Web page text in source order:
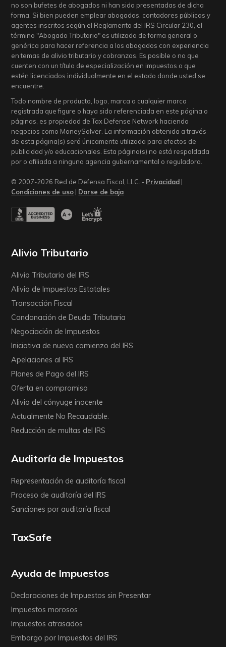
no son bufetes de abogados ni han sido presentadas de dicha
forma. Si bien pueden emplear abogados, contadores públicos y
agentes inscritos según el Reglamento del IRS Circular 230, el
término "Abogado Tributario" es utilizado de forma general o
genérica para hacer referencia a los abogados con experiencia
en temas de alivio tributario y cobranzas. Es posible o no que
cuenten con un título de especialización en impuestos o que
estén licenciados individualmente en el estado donde usted se
encuentre.
Todo nombre de producto, logo, marca o cualquier marca
registrada que figure o haya sido referenciada en este página o
páginas, es propiedad de Tax Defense Network haciendo
negocios como MoneySolver. La información obtenida a través
de esta página(s) será únicamente utilizada para efectos de
publicidad y/o educacionales. Esta página(s) no está respaldada
por o afiliada a ninguna agencia gubernamental o reguladora.
© 2007-2026 Red de Defensa Fiscal, LLC. - Privacidad |
Condiciones de uso | Darse de baja
Alivio Tributario
Alivio Tributario del IRS
Alivio de Impuestos Estatales
Transacción Fiscal
Condonación de Deuda Tributaria
Negociación de Impuestos
Iniciativa de nuevo comienzo del IRS
Apelaciones al IRS
Planes de Pago del IRS
Oferta en compromiso
Alivio del cónyuge inocente
Actualmente No Recaudable.
Reducción de multas del IRS
Auditoría de Impuestos
Representación de auditoría fiscal
Proceso de auditoría del IRS
Sanciones por auditoría fiscal
TaxSafe
Ayuda de Impuestos
Declaraciones de Impuestos sin Presentar
Impuestos morosos
Impuestos atrasados
Embargo por Impuestos del IRS